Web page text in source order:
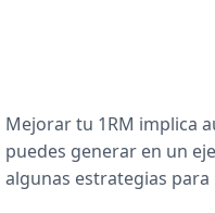
Mejorar tu 1RM implica
puedes generar en un
algunas estrategias